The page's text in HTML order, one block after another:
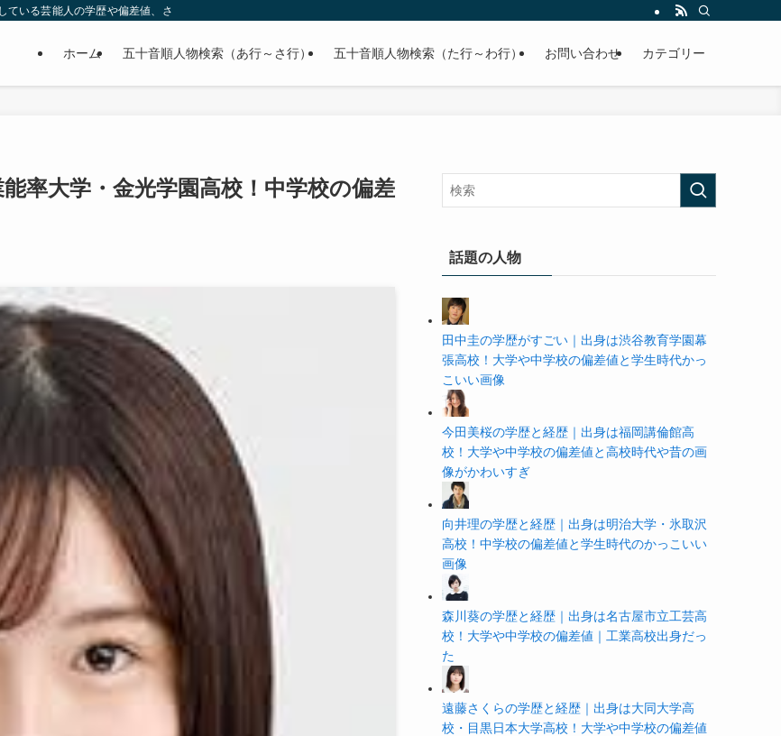
いる芸能人の学歴や偏差値、さらに政治家やスポーツ選手などの有名人の学歴や高校・大学の偏差値まで紹介していきます。
ホーム 五十音順人物検索（あ行～さ行） 五十音順人物検索（た行～わ行） お問い合わせ カテゴリー
率大学・金光学園高校！中学校の偏差
話題の人物
田中圭の学歴がすごい｜出身は渋谷教育学園幕
張高校！大学や中学校の偏差値と学生時代かっ
こいい画像
今田美桜の学歴と経歴｜出身は福岡講倫館高
校！大学や中学校の偏差値と高校時代や昔の画
像がかわいすぎ
向井理の学歴と経歴｜出身は明治大学・氷取沢
高校！中学校の偏差値と学生時代のかっこいい
画像
森川葵の学歴と経歴｜出身は名古屋市立工芸高
校！大学や中学校の偏差値｜工業高校出身だっ
た
遠藤さくらの学歴と経歴｜出身は大同大学高
校・目黒日本大学高校！大学や中学校の偏差値